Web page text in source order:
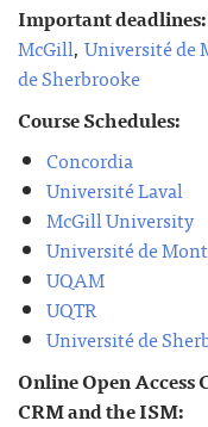
Important deadlines:
McGill, Université de
de Sherbrooke
Course Schedules:
Concordia
Université Laval
McGill University
Université de
UQAM
UQTR
Université de
Online Open Access
CRM and the ISM: